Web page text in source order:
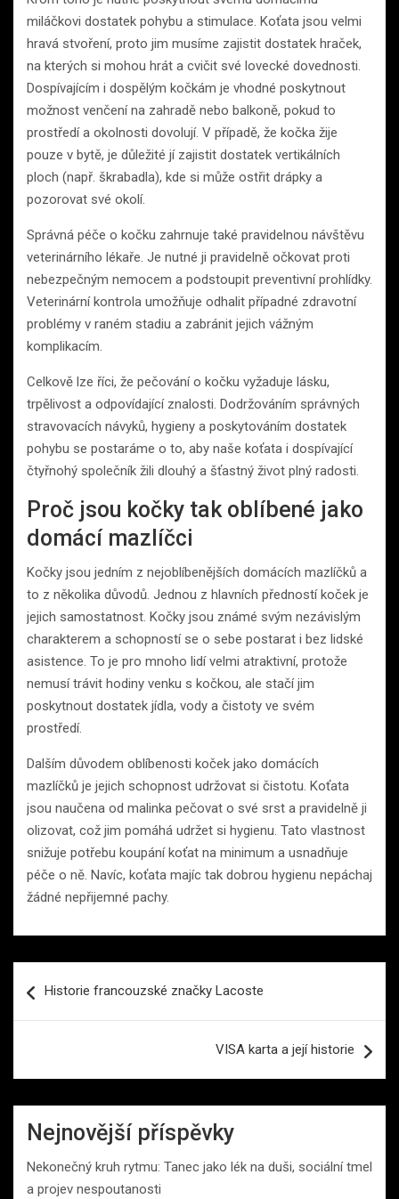
miláčkovi dostatek pohybu a stimulace. Koťata jsou velmi
hravá stvoření, proto jim musíme zajistit dostatek hraček,
na kterých si mohou hrát a cvičit své lovecké dovednosti.
Dospívajícím i dospělým kočkám je vhodné poskytnout
možnost venčení na zahradě nebo balkoně, pokud to
prostředí a okolnosti dovolují. V případě, že kočka žije
pouze v bytě, je důležité jí zajistit dostatek vertikálních
ploch (např. škrabadla), kde si může ostřit drápky a
pozorovat své okolí.
Správná péče o kočku zahrnuje také pravidelnou návštěvu
veterinárního lékaře. Je nutné ji pravidelně očkovat proti
nebezpečným nemocem a podstoupit preventivní prohlídky.
Veterinární kontrola umožňuje odhalit případné zdravotní
problémy v raném stadiu a zabránit jejich vážným
komplikacím.
Celkově lze říci, že pečování o kočku vyžaduje lásku,
trpělivost a odpovídající znalosti. Dodržováním správných
stravovacích návyků, hygieny a poskytováním dostatek
pohybu se postaráme o to, aby naše koťata i dospívající
čtyřnohý společník žili dlouhý a šťastný život plný radosti.
Proč jsou kočky tak oblíbené jako
domácí mazlíčci
Kočky jsou jedním z nejoblíbenějších domácích mazlíčků a
to z několika důvodů. Jednou z hlavních předností koček je
jejich samostatnost. Kočky jsou známé svým nezávislým
charakterem a schopností se o sebe postarat i bez lidské
asistence. To je pro mnoho lidí velmi atraktivní, protože
nemusí trávit hodiny venku s kočkou, ale stačí jim
poskytnout dostatek jídla, vody a čistoty ve svém
prostředí.
Dalším důvodem oblíbenosti koček jako domácích
mazlíčků je jejich schopnost udržovat si čistotu. Koťata
jsou naučena od malinka pečovat o své srst a pravidelně ji
olizovat, což jim pomáhá udržet si hygienu. Tato vlastnost
snižuje potřebu koupání koťat na minimum a usnadňuje
péče o ně. Navíc, koťata majíc tak dobrou hygienu nepáchaj
žádné nepřijemné pachy.
proHistorie francouzské značky Lacoste
VISA karta a její historie
Nejnovější příspěvky
Nekonečný kruh rytmu: Tanec jako lék na duši, sociální tmel
a projev nespoutanosti